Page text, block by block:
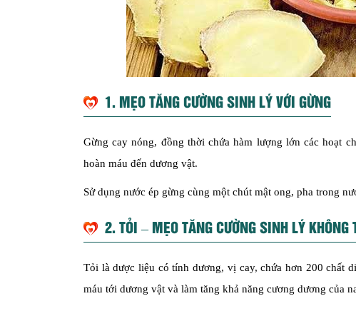
1. MẸO TĂNGCƯỜNGSINH LÝ VỚI GỪNG
Gừng cay nóng, đồng thời chứa hàm lượng lớn các hoạt
hoàn máu đến dương vật.
Sử dụng nước ép gừng cùng một chút mật ong, pha trong
2. TỎI – MẸO TĂNGCƯỜNGSINH LÝ KHÔNG
Tỏi là dược liệu có tính dương, vị cay, chứa hơn 200 chất
máu tới dương vật và làm tăng khả năng cương dương của